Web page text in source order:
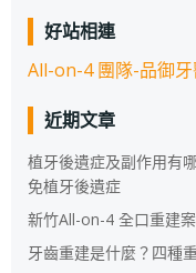
好站相連
All-on-4 團隊-品御
近期文章
植牙後遺症及副作用有
免植牙後遺症
新竹All-on-4 全口重建
牙齒重建是什麼？四種